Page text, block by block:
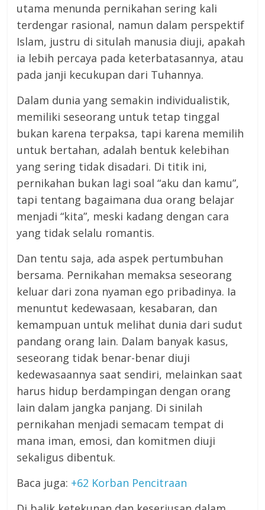
utama menunda pernikahan sering kali
terdengar rasional, namun dalam perspektif
Islam, justru di situlah manusia diuji, apakah
ia lebih percaya pada keterbatasannya, atau
pada janji kecukupan dari Tuhannya.
Dalam dunia yang semakin individualistik,
memiliki seseorang untuk tetap tinggal
bukan karena terpaksa, tapi karena memilih
untuk bertahan, adalah bentuk kelebihan
yang sering tidak disadari. Di titik ini,
pernikahan bukan lagi soal “aku dan kamu”,
tapi tentang bagaimana dua orang belajar
menjadi “kita”, meski kadang dengan cara
yang tidak selalu romantis.
Dan tentu saja, ada aspek pertumbuhan
bersama. Pernikahan memaksa seseorang
keluar dari zona nyaman ego pribadinya. Ia
menuntut kedewasaan, kesabaran, dan
kemampuan untuk melihat dunia dari sudut
pandang orang lain. Dalam banyak kasus,
seseorang tidak benar-benar diuji
kedewasaannya saat sendiri, melainkan saat
harus hidup berdampingan dengan orang
lain dalam jangka panjang. Di sinilah
pernikahan menjadi semacam tempat di
mana iman, emosi, dan komitmen diuji
sekaligus dibentuk.
Baca juga: +62 Korban Pencitraan